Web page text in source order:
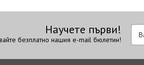
Научете първи!
безплатно нашия e-mail бюлетин!